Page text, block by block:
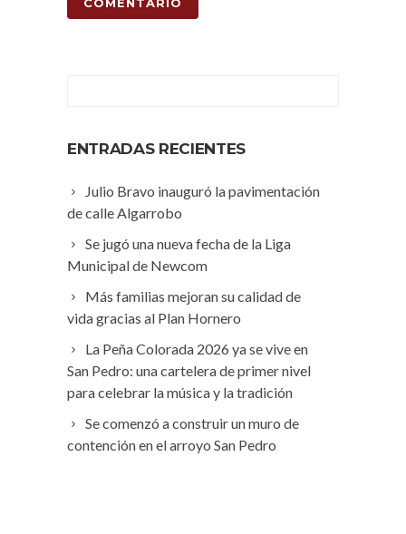
ENTRADAS RECIENTES
Julio Bravo inauguró la pavimentación
de calle Algarrobo
Se jugó una nueva fecha de la Liga
Municipal de Newcom
Más familias mejoran su calidad de
vida gracias al Plan Hornero
La Peña Colorada 2026 ya se vive en
San Pedro: una cartelera de primer nivel
para celebrar la música y la tradición
Se comenzó a construir un muro de
contención en el arroyo San Pedro